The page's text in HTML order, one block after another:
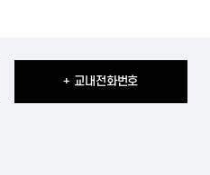
+ 교내전화번호